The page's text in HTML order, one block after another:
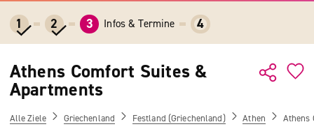
1 2 3 Infos & Termine 4
Athens Comfort Suites &
Apartments
Alle Ziele Griechenland Festland (Griechenland) Athen Athens